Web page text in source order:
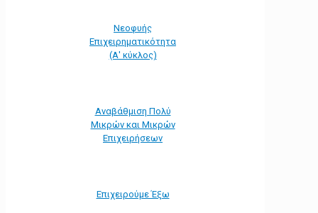
Νεοφυής
Επιχειρηματικότητα
(Α' κύκλος)
Αναβάθμιση Πολύ
Μικρών και Μικρών
Επιχειρήσεων
Επιχειρούμε Έξω